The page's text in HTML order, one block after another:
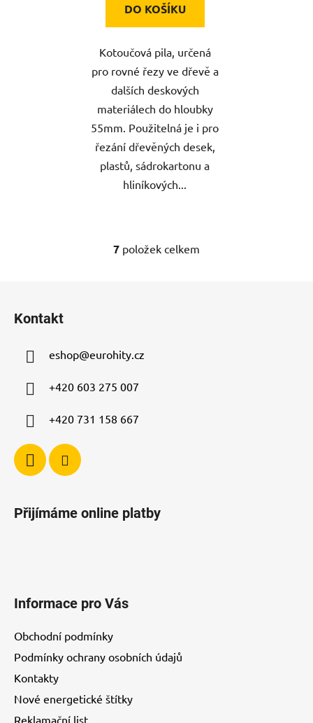
DO KOŠÍKU
Kotoučová pila, určená
pro rovné řezy ve dřevě a
dalších deskových
materiálech do hloubky
55mm. Použitelná je i pro
řezání dřevěných desek,
plastů, sádrokartonu a
hliníkových...
O
s
7 položek celkem
Kontakt
eshop@eurohity.cz
+420 603 275 007
+420 731 158 667
Přijímáme online platby
Informace pro Vás
Obchodní podmínky
Podmínky ochrany osobních údajů
Kontakty
Nové energetické štítky
Reklamační list